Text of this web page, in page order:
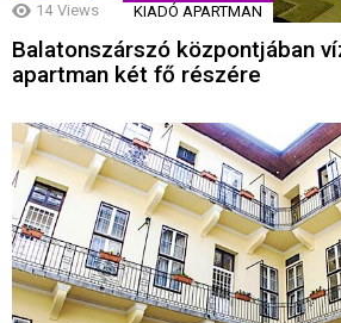
14 Views KIADÓ APARTMAN
Balatonszárszó központjában
apartman két fő részére